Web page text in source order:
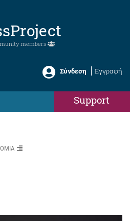
members
Σύνδεση Εγγραφή
Support